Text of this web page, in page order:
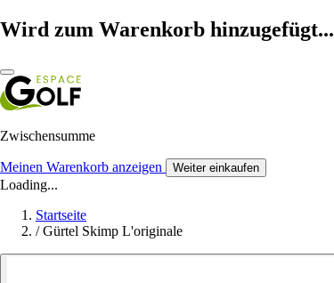
Wird zum Warenkorb hinzugefügt...
Zwischensumme
Meinen Warenkorb anzeigen Weiter einkaufen
Loading...
Startseite
/ Gürtel Skimp L'originale